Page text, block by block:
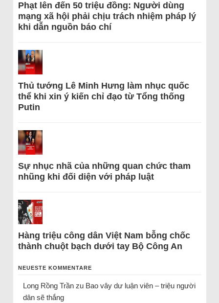
Phạt lên đến 50 triệu đồng: Người dùng
mạng xã hội phải chịu trách nhiệm pháp lý
khi dẫn nguồn báo chí
Thủ tướng Lê Minh Hưng làm nhục quốc
thể khi xin ý kiến chỉ đạo từ Tổng thống
Putin
Sự nhục nhã của những quan chức tham
nhũng khi đối diện với pháp luật
Hàng triệu công dân Việt Nam bỗng chốc
thành chuột bạch dưới tay Bộ Công An
NEUESTE KOMMENTARE
Long Rồng Trầnzu Bao vây dư luận viên – triệu người
dân sẽ thắng